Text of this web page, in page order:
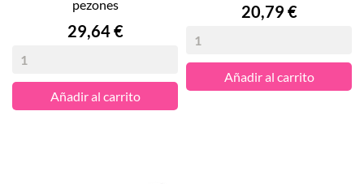
pezones
Precio
29,64 €
Añadir al carrito
Precio
20,79 €
Añadir al carrito